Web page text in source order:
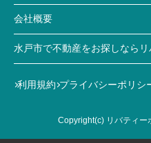
会社概要
水戸市で不動産をお探しなら
利用規約 プライバシーポリシ
Copyright(c) リバティー